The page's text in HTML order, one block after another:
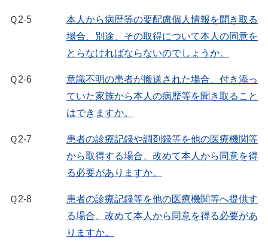
Ｑ2-5
本人から病歴等の要配慮個人情報を聞き取る
場合、別途、その取得について本人の同意を
とらなければならないのでしょうか。
Ｑ2-6
意識不明の患者が搬送された場合、付き添っ
ていた家族から本人の病歴等を聞き取ること
はできますか。
Ｑ2-7
患者の診療記録や調剤録等を他の医療機関等
から取得する場合、改めて本人から同意を得
る必要がありますか。
Ｑ2-8
患者の診療記録等を他の医療機関等へ提供す
る場合、改めて本人から同意を得る必要があ
りますか。